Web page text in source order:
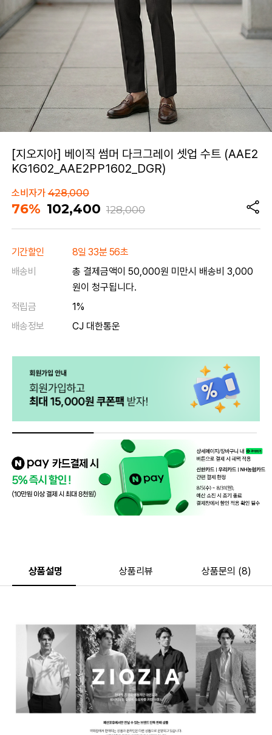
[지오지아] 베이직 썸머 다크그레이 셋업 수트 (AAE2
KG1602_AAE2PP1602_DGR)
소비자가428,000
76% 102,400 128,000
기간할인
8일 33분 56초
배송비
총 결제금액이 50,000원 미만시 배송비 3,000
원이 청구됩니다.
적립금
1%
배송정보
CJ 대한통운
상품설명 상품리뷰 상품문의 (8)